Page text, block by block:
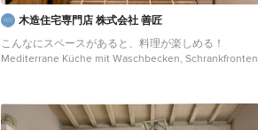
木造住宅専門店 株式会社 善匠
こんなにスペースがあると、料理が楽しめる！
Mediterrane Küche mit Waschbecken, Schrankfronten
braunem Boden in Nagoya